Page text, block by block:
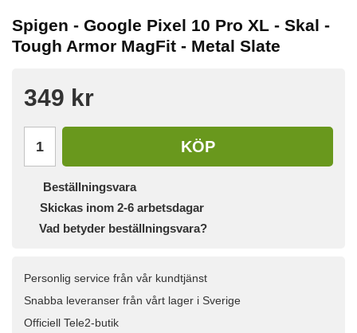
Spigen - Google Pixel 10 Pro XL - Skal -
Tough Armor MagFit - Metal Slate
349 kr
KÖP
Beställningsvara
Skickas inom 2-6 arbetsdagar
Vad betyder beställningsvara?
Personlig service från vår kundtjänst
Snabba leveranser från vårt lager i Sverige
Officiell Tele2-butik